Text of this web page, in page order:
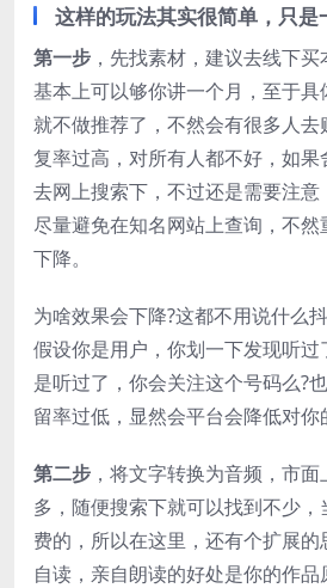
这样的玩法其实很简单，只是
第一步 ，先找素材，建议去线下
基本上可以够你讲一个月，至于具
就不做推荐了，不然会有很多人
复率过高，对所有人都不好，如
去网上搜索下，不过还是需要注意
尽量避免在知名网站上查询，不
下降。
为啥效果会下降?这都不用说什么
假设你是用户，你划一下发现听
是听过了，你会关注这个号码么?
留率过低，显然会平台会降低对你
第二步 ，将文字转换为音频，市
多，随便搜索下就可以找到不少
费的，所以在这里，还有个扩展
自读，亲自朗读的好处是你的作